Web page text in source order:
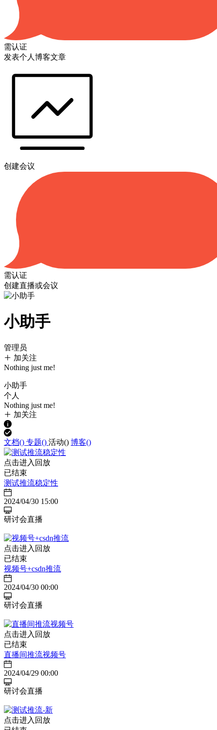
需认证
发表个人博客文章
创建会议
需认证
创建直播或会议
小助手
管理员
加关注
Nothing just me!
小助手
个人
Nothing just me!
加关注
文档() 专题() 活动() 博客()
点击进入回放
已结束
测试推流稳定性
2024/04/30 15:00
研讨会直播
点击进入回放
已结束
视频号+csdn推流
2024/04/30 00:00
研讨会直播
点击进入回放
已结束
直播间推流视频号
2024/04/29 00:00
研讨会直播
点击进入回放